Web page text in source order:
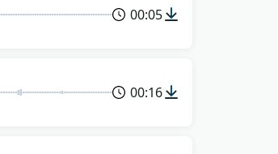
00:05
00:16